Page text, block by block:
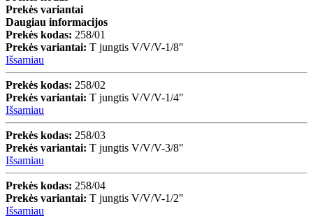
Prekės variantai
Daugiau informacijos
Prekės kodas: 258/01
Prekės variantai: T jungtis V/V/V-1/8"
Išsamiau
Prekės kodas: 258/02
Prekės variantai: T jungtis V/V/V-1/4"
Išsamiau
Prekės kodas: 258/03
Prekės variantai: T jungtis V/V/V-3/8"
Išsamiau
Prekės kodas: 258/04
Prekės variantai: T jungtis V/V/V-1/2"
Išsamiau